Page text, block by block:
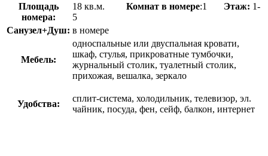
Площадь
номера:
18 кв.м. Комнат в номере:1 Этаж: 1-
5
Санузел+Душ: в номере
Мебель:
односпальные или двуспальная кровати,
шкаф, стулья, прикроватные тумбочки,
журнальный столик, туалетный столик,
прихожая, вешалка, зеркало
Удобства:
сплит-система, холодильник, телевизор, эл.
чайник, посуда, фен, сейф, балкон, интернет